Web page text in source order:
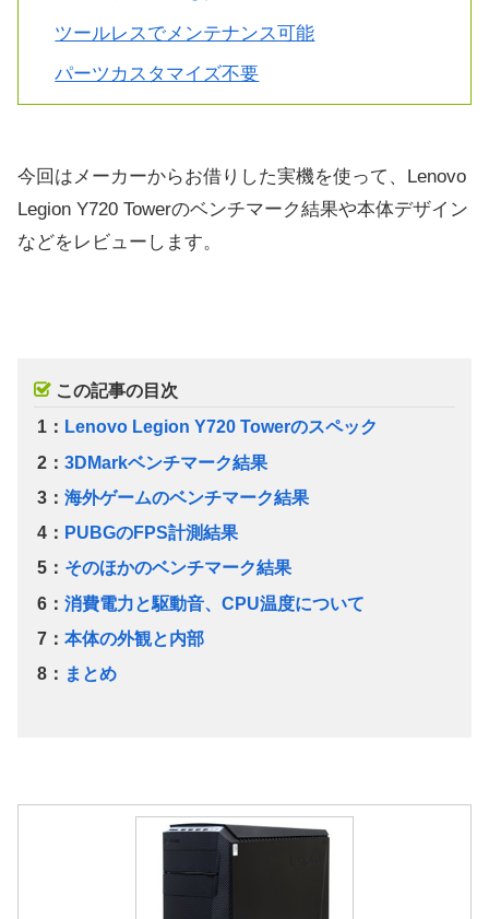
ツールレスでメンテナンス可能
パーツカスタマイズ不要
今回はメーカーからお借りした実機を使って、Lenovo
Legion Y720 Towerのベンチマーク結果や本体デザイン
などをレビューします。
この記事の目次
1： Lenovo Legion Y720 Towerのスペック
2：3DMarkベンチマーク結果
3：海外ゲームのベンチマーク結果
4： PUBGのFPS計測結果
5： そのほかのベンチマーク結果
6：消費電力と駆動音、CPU温度について
7：本体の外観と内部
8： まとめ